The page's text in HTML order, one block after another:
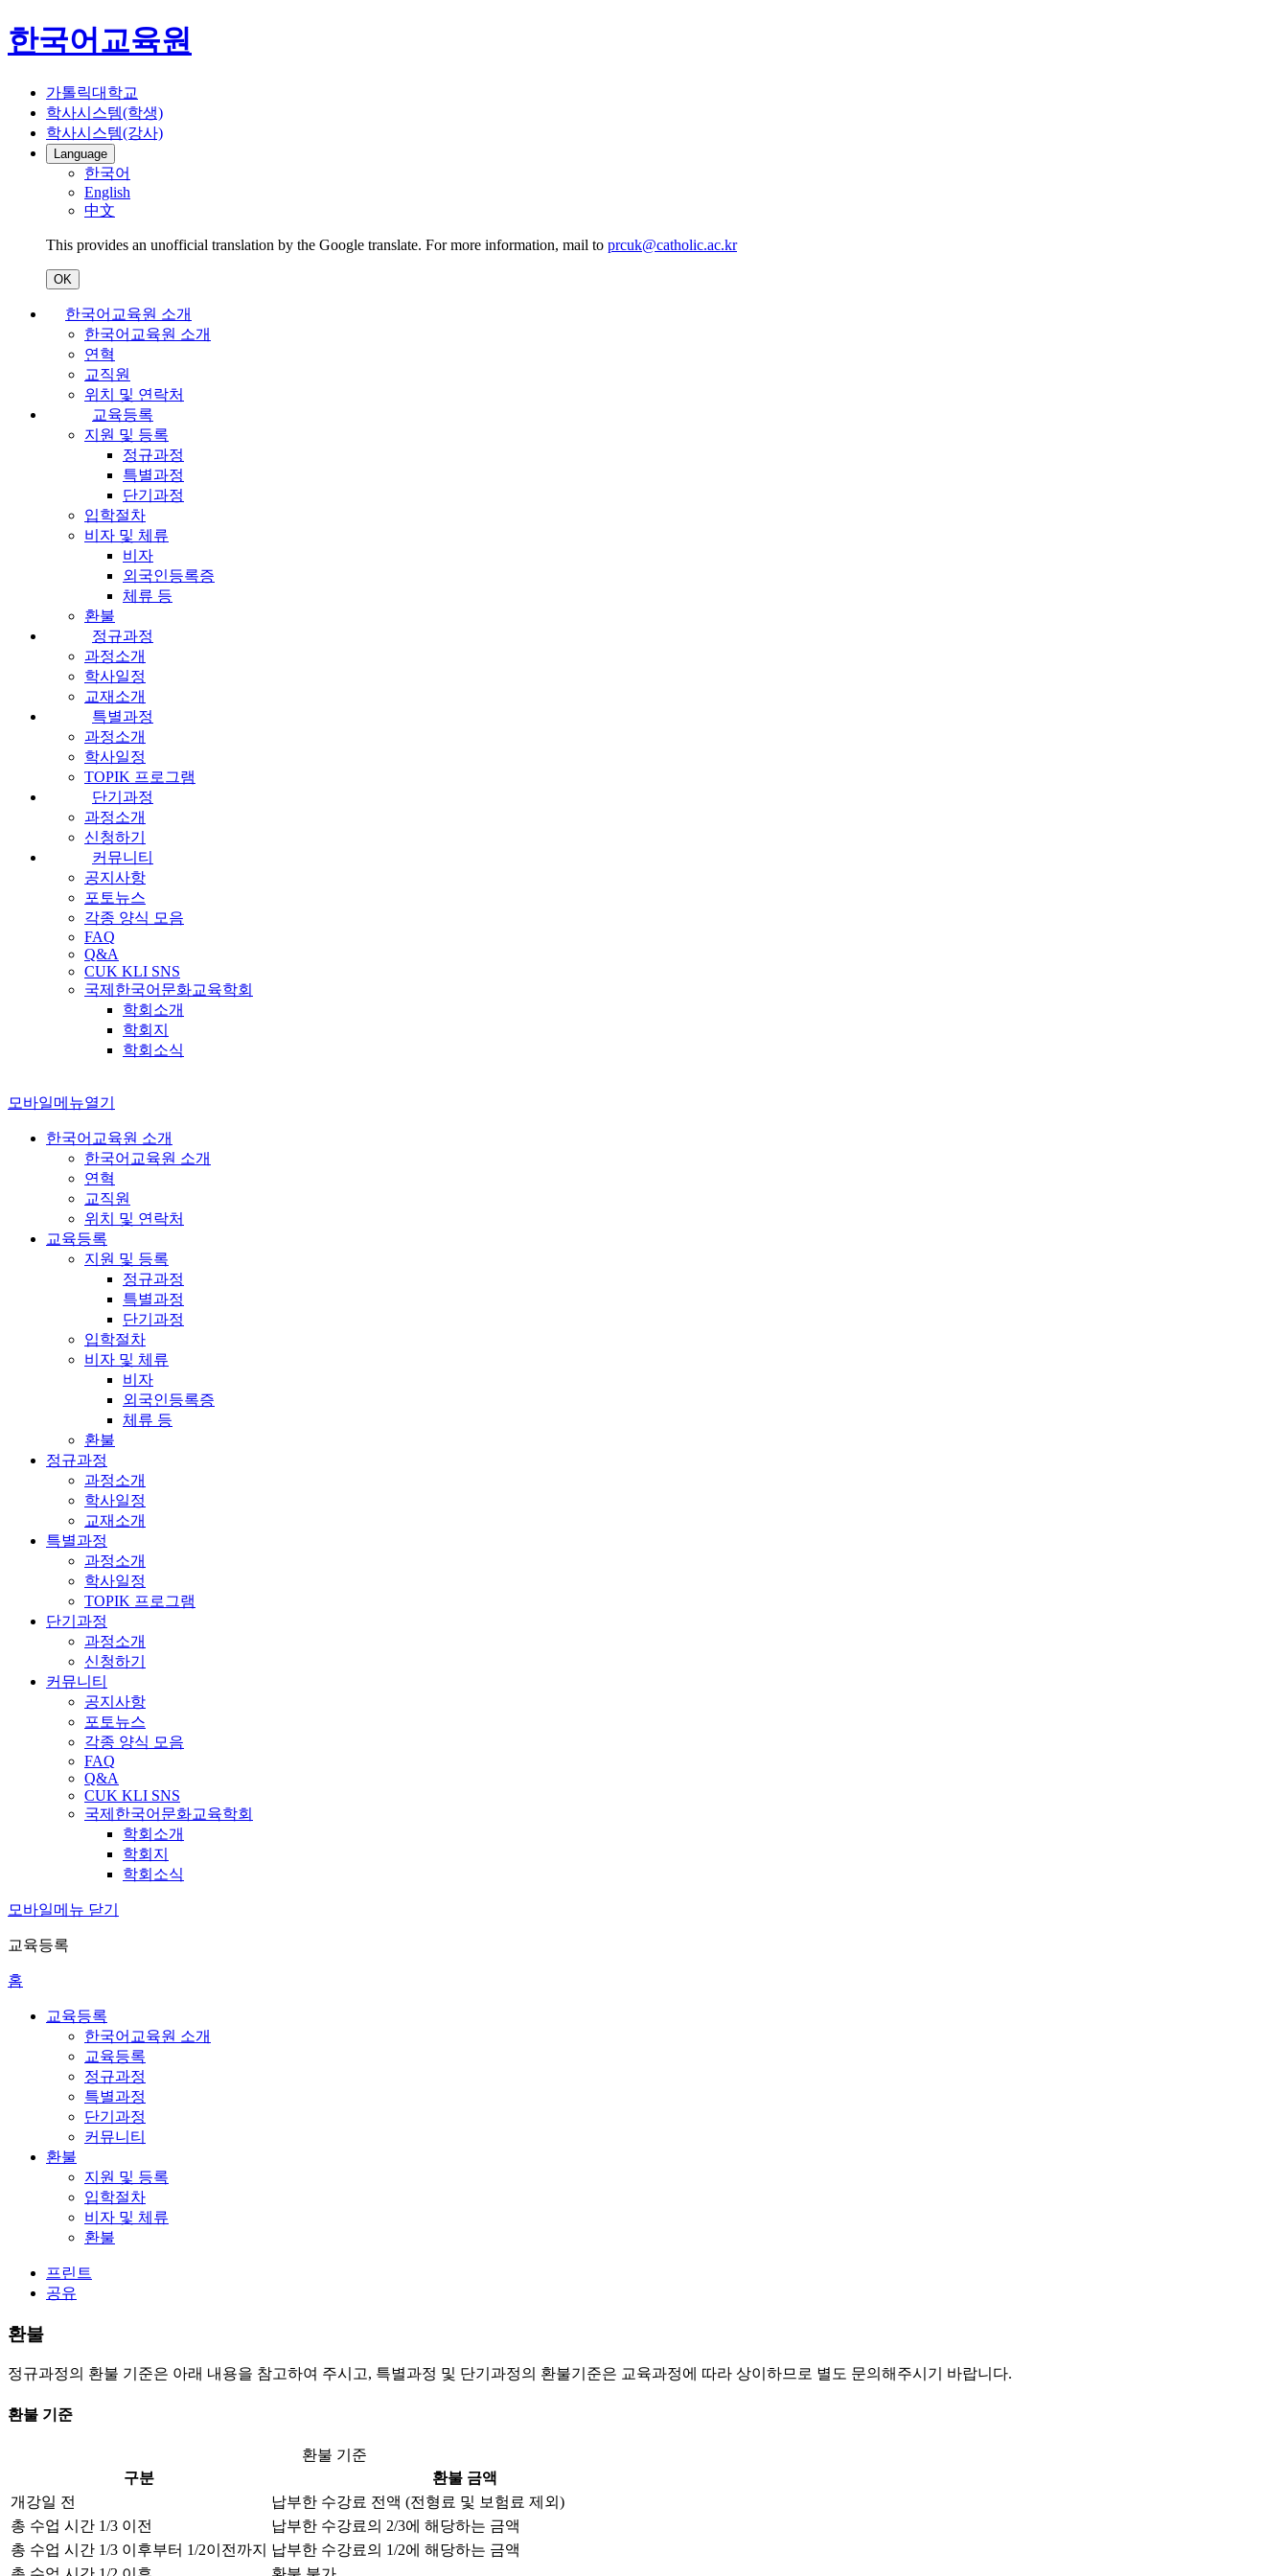
한국어교육원
가톨릭대학교
학사시스템(학생)
학사시스템(강사)
Language
한국어
English
中文
This provides an unofficial translation by the Google translate. For more information, mail to prcuk@catholic.ac.kr
OK
한국어교육원 소개
한국어교육원 소개
연혁
교직원
위치 및 연락처
교육등록
지원 및 등록
정규과정
특별과정
단기과정
입학절차
비자 및 체류
비자
외국인등록증
체류 등
환불
정규과정
과정소개
학사일정
교재소개
특별과정
과정소개
학사일정
TOPIK 프로그램
단기과정
과정소개
신청하기
커뮤니티
공지사항
포토뉴스
각종 양식 모음
FAQ
Q&A
CUK KLI SNS
국제한국어문화교육학회
학회소개
학회지
학회소식
모바일메뉴열기
한국어교육원 소개
한국어교육원 소개
연혁
교직원
위치 및 연락처
교육등록
지원 및 등록
정규과정
특별과정
단기과정
입학절차
비자 및 체류
비자
외국인등록증
체류 등
환불
정규과정
과정소개
학사일정
교재소개
특별과정
과정소개
학사일정
TOPIK 프로그램
단기과정
과정소개
신청하기
커뮤니티
공지사항
포토뉴스
각종 양식 모음
FAQ
Q&A
CUK KLI SNS
국제한국어문화교육학회
학회소개
학회지
학회소식
모바일메뉴 닫기
교육등록
홈
교육등록
한국어교육원 소개
교육등록
정규과정
특별과정
단기과정
커뮤니티
환불
지원 및 등록
입학절차
비자 및 체류
환불
프린트
공유
환불
정규과정의 환불 기준은 아래 내용을 참고하여 주시고, 특별과정 및 단기과정의 환불기준은 교육과정에 따라 상이하므로 별도 문의해주시기 바랍니다.
환불 기준
환불 기준
구분
환불 금액
개강일 전
납부한 수강료 전액 (전형료 및 보험료 제외)
총 수업 시간 1/3 이전
납부한 수강료의 2/3에 해당하는 금액
총 수업 시간 1/3 이후부터 1/2이전까지
납부한 수강료의 1/2에 해당하는 금액